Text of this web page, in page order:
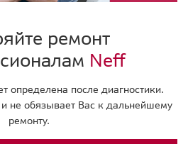
ремонт
Neff
определена после диагностики.
и не обязывает Вас к дальнейшему
ремонту.